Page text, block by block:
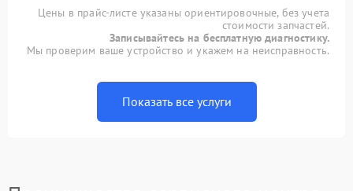
Цены в прайс-листе указаны ориентировочные, без учета
стоимости запчастей.
Записывайтесь на бесплатную диагностику.
Мы проверим ваше устройство и укажем на неисправность.
Показать все услуги